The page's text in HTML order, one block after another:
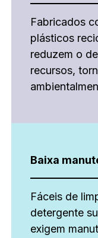
Fabricados
plásticos
reduzem o
recursos,
Baixa
Fáceis de
detergente
exigem